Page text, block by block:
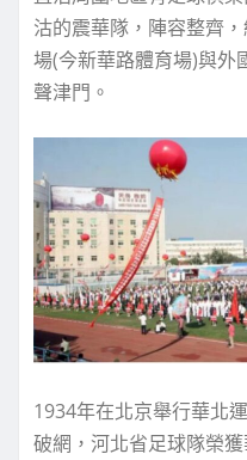
沽的震華隊，陣容整齊
場(今新華路體育場)與外
聲津門。
1934年在北京舉行華北
破網，河北省足球隊榮